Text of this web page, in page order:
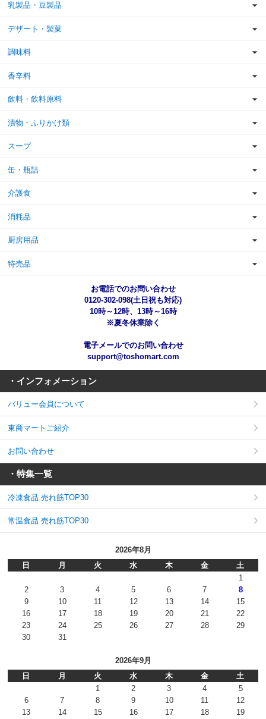
乳製品・豆製品
デザート・製菓
調味料
香辛料
飲料・飲料原料
漬物・ふりかけ類
スープ
缶・瓶詰
介護食
消耗品
厨房用品
特売品
お電話でのお問い合わせ
0120-302-098(土日祝も対応)
10時～12時、13時～16時
※夏冬休業除く
電子メールでのお問い合わせ
support@toshomart.com
・インフォメーション
バリュー会員について
東商マートご紹介
お問い合わせ
・特集一覧
冷凍食品 売れ筋TOP30
常温食品 売れ筋TOP30
2026年8月
日
月 火 水 木 金
土
1
2
3 4 5 6 7
8
9
10 11 12 13 14
15
16
17 18 19 20 21
22
23
24 25 26 27 28
29
30
31
2026年9月
日
月 火 水 木 金
土
1
2 3 4
5
6
7 8 9 10 11
12
13
14 15 16 17 18 19